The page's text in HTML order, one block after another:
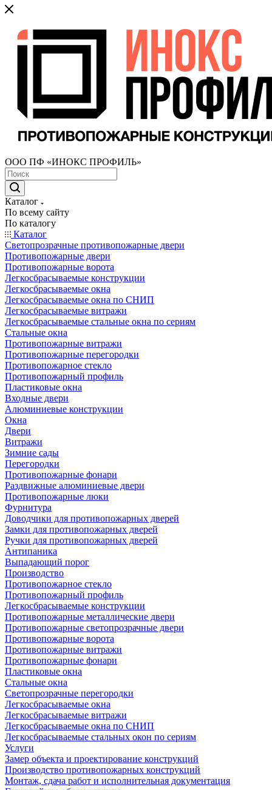
ООО ПФ «ИНОКС ПРОФИЛЬ»
Каталог
По всему сайту
По каталогу
Каталог
Светопрозрачные противопожарные двери
Противопожарные двери
Противопожарные ворота
Легкосбрасываемые конструкции
Легкосбрасываемые окна
Легкосбрасываемые окна по СНИП
Легкосбрасываемые витражи
Легкосбрасываемые стальные окна по сериям
Стальные окна
Противопожарные витражи
Противопожарные перегородки
Противопожарное стекло
Противопожарный профиль
Пластиковые окна
Входные двери
Алюминиевые конструкции
Окна
Двери
Витражи
Зимние сады
Перегородки
Противопожарные фонари
Раздвижные алюминиевые двери
Противопожарные люки
Фурнитура
Доводчики для противопожарных дверей
Замки для противопожарных дверей
Ручки для противопожарных дверей
Антипаника
Выпадающий порог
Производство
Противопожарное стекло
Противопожарный профиль
Легкосбрасываемые конструкции
Противопожарные металлические двери
Противопожарные светопрозрачные двери
Противопожарные ворота
Противопожарные витражи
Противопожарные фонари
Пластиковые окна
Стальные окна
Светопрозрачные перегородки
Легкосбрасываемые окна
Легкосбрасываемые витражи
Легкосбрасываемые окна по СНИП
Легкосбрасываемые стальных окон по сериям
Услуги
Замер объекта и проектирование конструкций
Производство противопожарных конструкций
Монтаж, сдача работ и исполнительная документация